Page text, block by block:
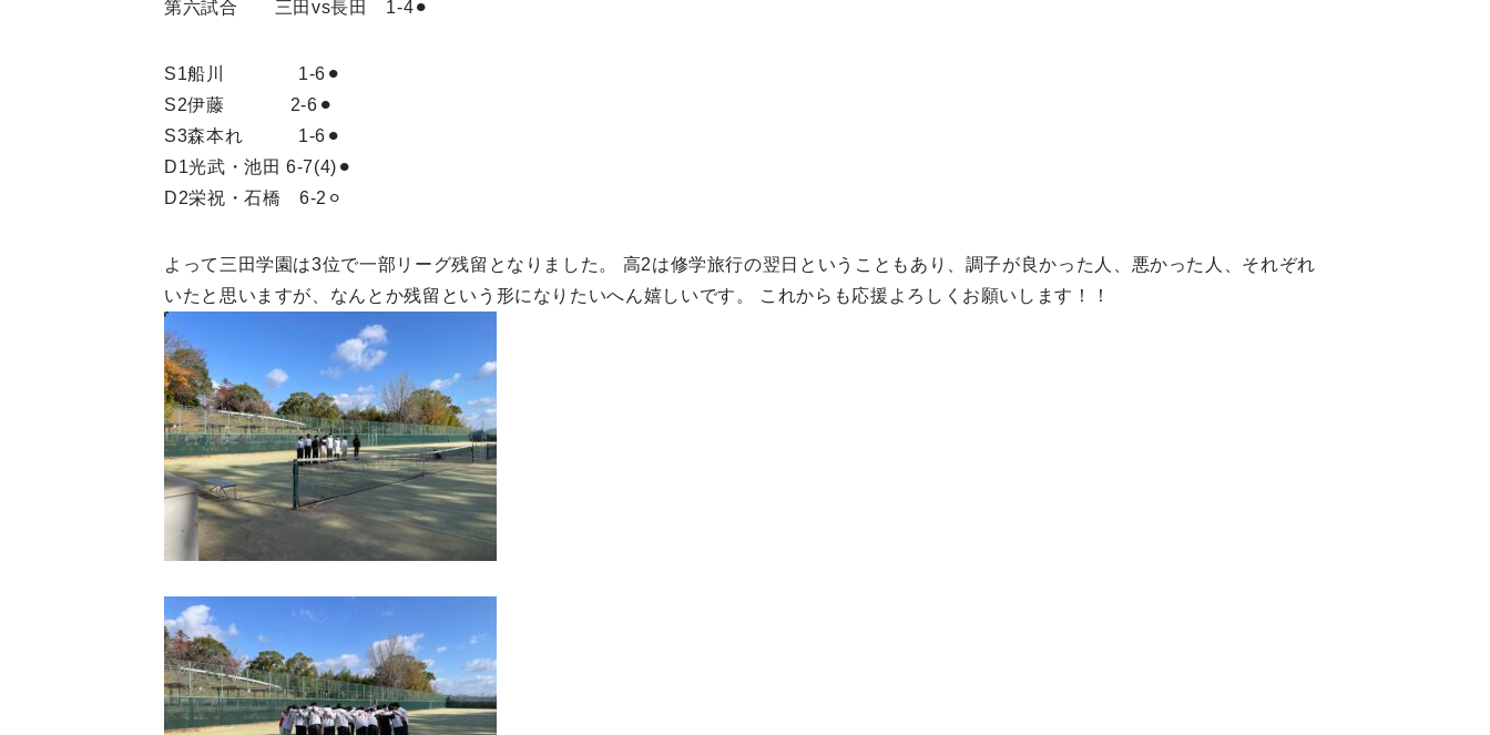
第六試合 三田vs長田 1-4⚫︎
S1船川 1-6⚫︎
S2伊藤 2-6⚫︎
S3森本れ 1-6⚫︎
D1光武・池田 6-7(4)⚫︎
D2栄祝・石橋 6-2⚪︎
よって三田学園は3位で一部リーグ残留となりました。 高2は修学旅行の翌日ということもあり、調子が良かった人、悪かった人、それぞれ
いたと思いますが、なんとか残留という形になりたいへん嬉しいです。 これからも応援よろしくお願いします！！